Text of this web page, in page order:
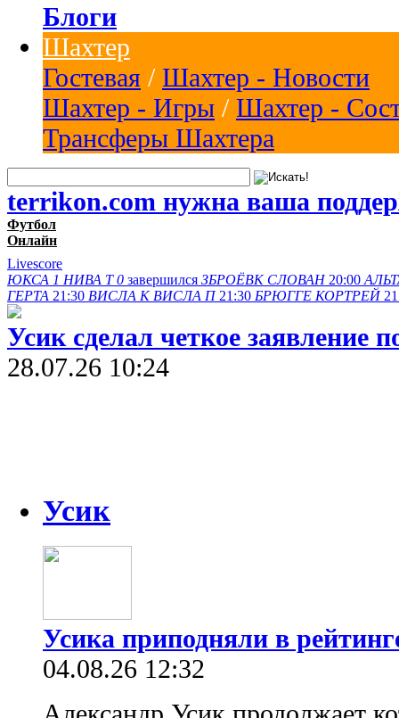
Блоги
Шахтер
Гостевая / Шахтер - Новости
Шахтер - Игры / Шахтер -
Трансферы Шахтера
terrikon.com нужна ваша
Футбол
Онлайн
Livescore
ЮКСА 1 НИВА Т 0 завершился ЗБРОЁВК СЛОВАН 20:00
ГЕРТА 21:30 ВИСЛА K ВИСЛА П 21:30 БРЮГГЕ КОРТРЕЙ
Усик сделал четкое заявление
28.07.26 10:24
Усик
Усика приподняли в
04.08.26 12:32